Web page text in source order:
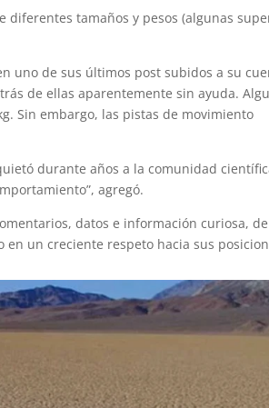
diferentes tamaños y pesos (algunas
uno de sus últimos post subidos a su
de ellas aparentemente sin ayuda.
Sin embargo, las pistas de movimiento
durante años a la comunidad
agregó.
datos e información curiosa, de
un creciente respeto hacia sus